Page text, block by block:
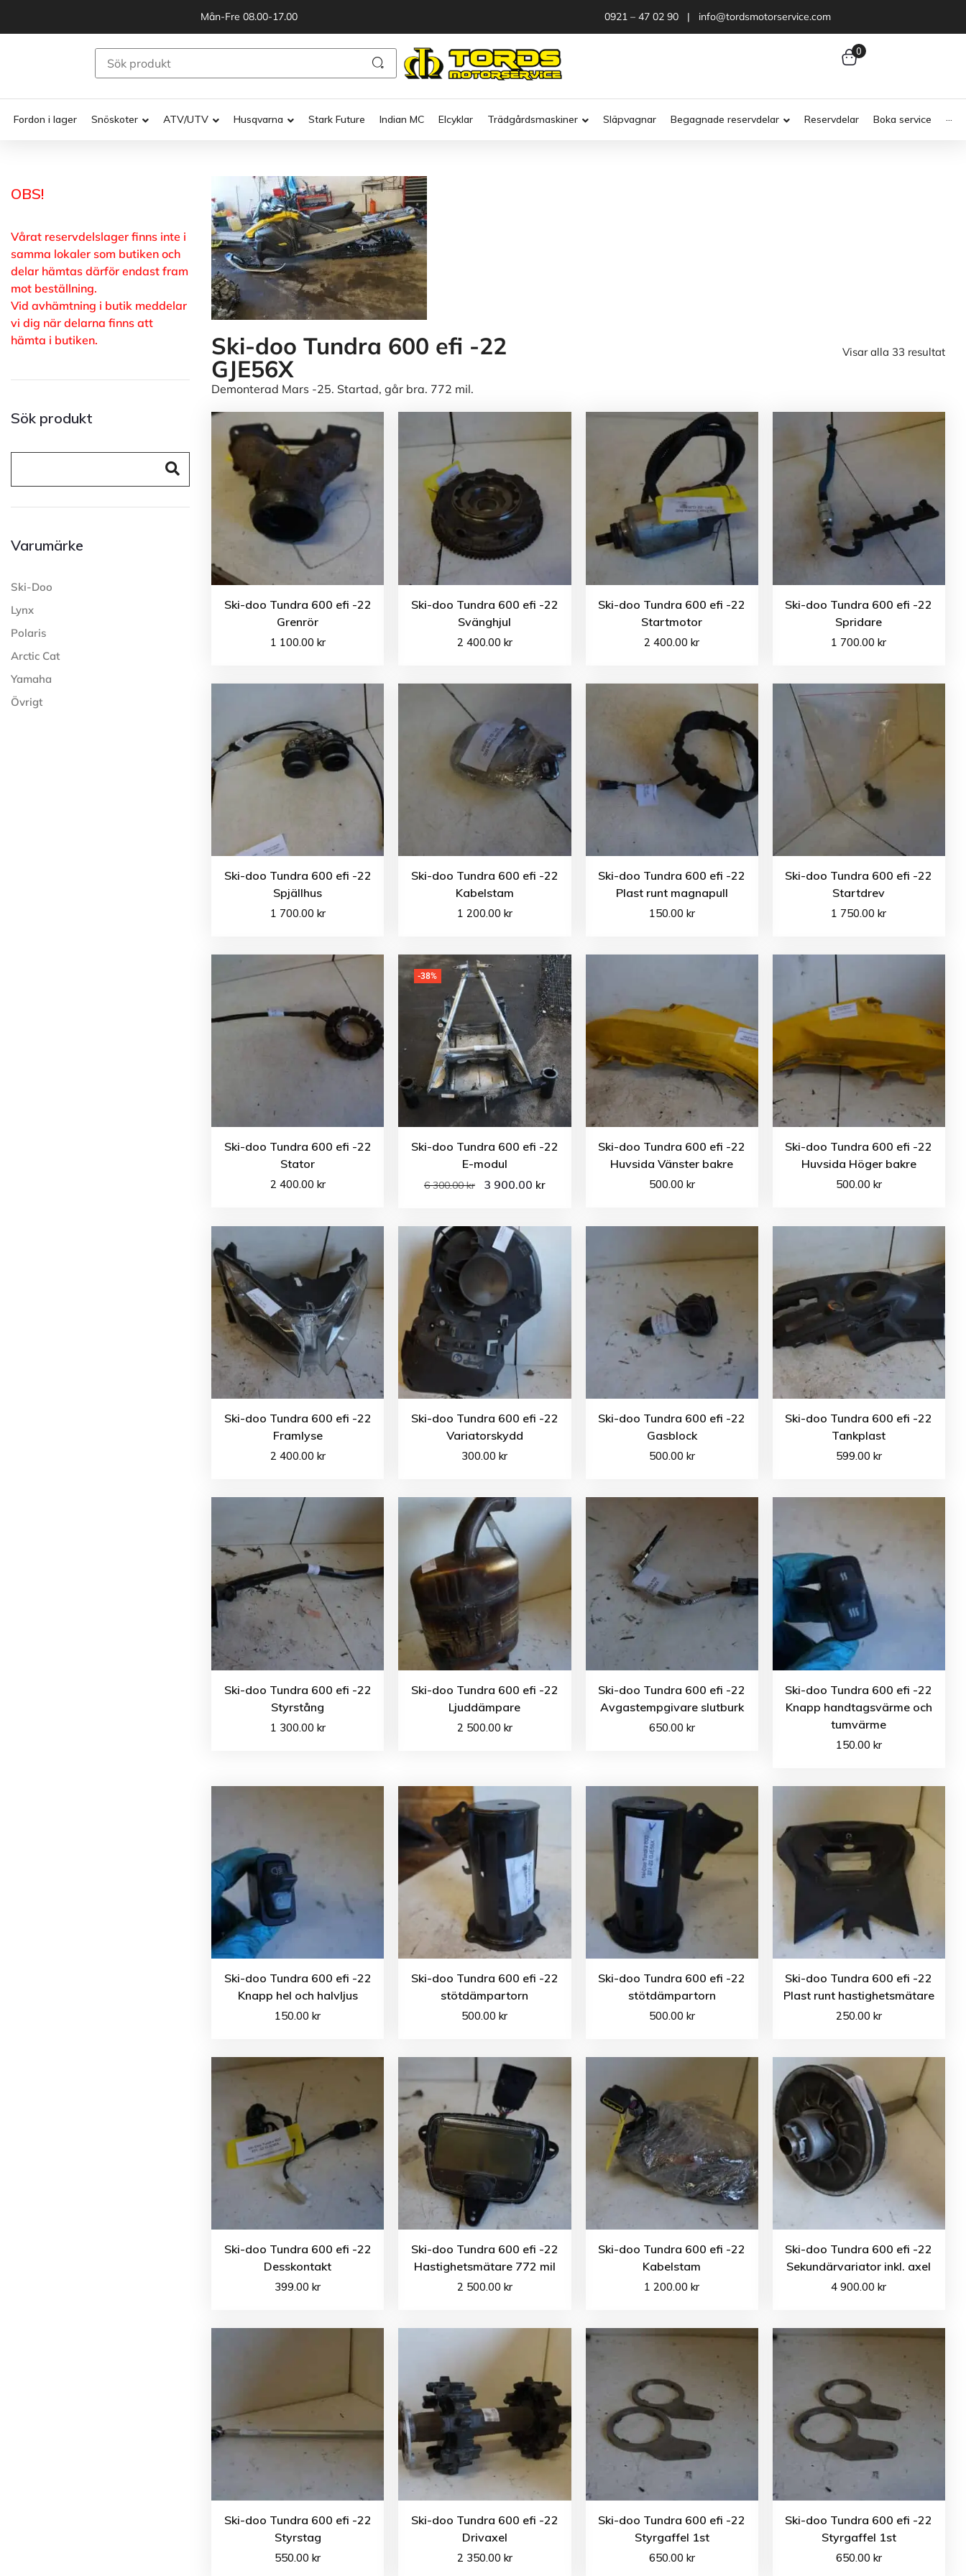
Mån-Fre 08.00-17.00 0921 – 47 02 90 | info@tordsmotorservice.com
0
Fordon i lager Snöskoter ATV/UTV Husqvarna Stark Future Indian MC Elcyklar Trädgårdsmaskiner Släpvagnar Begagnade reservdelar Reservdelar Boka service ···
OBS!
Vårat reservdelslager finns inte i
samma lokaler som butiken och
delar hämtas därför endast fram
mot beställning.
Vid avhämtning i butik meddelar
vi dig när delarna finns att
hämta i butiken.
Sök produkt
Varumärke
Ski-Doo
Lynx
Polaris
Arctic Cat
Yamaha
Övrigt
Ski-doo Tundra 600 efi -22
GJE56X
Visar alla 33 resultat
Demonterad Mars -25. Startad, går bra. 772 mil.
Ski-doo Tundra 600 efi -22
Grenrör
1 100.00 kr
Ski-doo Tundra 600 efi -22
Svänghjul
2 400.00 kr
Ski-doo Tundra 600 efi -22
Startmotor
2 400.00kr
Ski-doo Tundra 600 efi -22
Spridare
1 700.00kr
Ski-doo Tundra 600 efi -22
Spjällhus
1 700.00 kr
Ski-doo Tundra 600 efi -22
Kabelstam
1 200.00 kr
Ski-doo Tundra 600 efi -22
Plast runt magnapull
150.00 kr
Ski-doo Tundra 600 efi -22
Startdrev
1 750.00kr
Ski-doo Tundra 600 efi -22
Stator
2 400.00 kr
-38%
Ski-doo Tundra 600 efi -22
E-modul
6 300.00kr 3 900.00 kr
Ski-doo Tundra 600 efi -22
Huvsida Vänster bakre
500.00 kr
Ski-doo Tundra 600 efi -22
Huvsida Höger bakre
500.00 kr
Ski-doo Tundra 600 efi -22
Framlyse
2 400.00 kr
Ski-doo Tundra 600 efi -22
Variatorskydd
300.00kr
Ski-doo Tundra 600 efi -22
Gasblock
500.00 kr
Ski-doo Tundra 600 efi -22
Tankplast
599.00 kr
Ski-doo Tundra 600 efi -22
Styrstång
1 300.00 kr
Ski-doo Tundra 600 efi -22
Ljuddämpare
2 500.00 kr
Ski-doo Tundra 600 efi -22
Avgastempgivare slutburk
650.00 kr
Ski-doo Tundra 600 efi -22
Knapp handtagsvärme och
tumvärme
150.00 kr
Ski-doo Tundra 600 efi -22
Knapp hel och halvljus
150.00kr
Ski-doo Tundra 600 efi -22
stötdämpartorn
500.00kr
Ski-doo Tundra 600 efi -22
stötdämpartorn
500.00 kr
Ski-doo Tundra 600 efi -22
Plast runt hastighetsmätare
250.00 kr
Ski-doo Tundra 600 efi -22
Desskontakt
399.00kr
Ski-doo Tundra 600 efi -22
Hastighetsmätare 772 mil
2 500.00 kr
Ski-doo Tundra 600 efi -22
Kabelstam
1 200.00kr
Ski-doo Tundra 600 efi -22
Sekundärvariator inkl. axel
4 900.00kr
Ski-doo Tundra 600 efi -22
Styrstag
550.00kr
Ski-doo Tundra 600 efi -22
Drivaxel
2 350.00 kr
Ski-doo Tundra 600 efi -22
Styrgaffel 1st
650.00 kr
Ski-doo Tundra 600 efi -22
Styrgaffel 1st
650.00 kr